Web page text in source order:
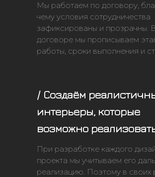
Мы работаем по договору,
чему условия сотрудничества
зафиксированы и прозрачны.
договоре мы прописываем
работы, сроки выполнения и
/ Создаём
интерьеры, которые
возможно
При разработке каждого
проекта мы учитываем его
реализацию. Поэтому в своих